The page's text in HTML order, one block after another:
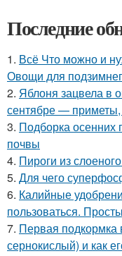
Последние
1. Всё Что можно и
Овощи для
2. Яблоня зацвела в
сентябре — приметы,
3. Подборка осенних
почвы
4. Пироги из
5. Для чего
6. Калийные
пользоваться.
7. Первая подкормка
сернокислый) и как